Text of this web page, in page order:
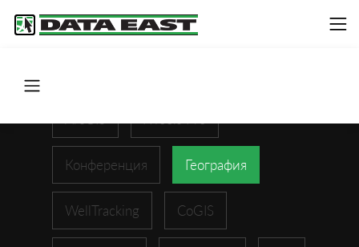
Конференция География
WellTracking CoGIS